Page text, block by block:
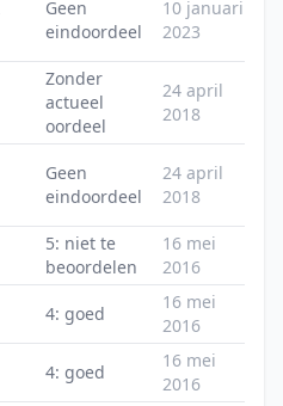
Geen
eindoordeel
10 januari
2023
Zonder
actueel
oordeel
24 april
2018
Geen
eindoordeel
24 april
2018
5: niet te
beoordelen
16 mei
2016
4: goed
16 mei
2016
4: goed
16 mei
2016